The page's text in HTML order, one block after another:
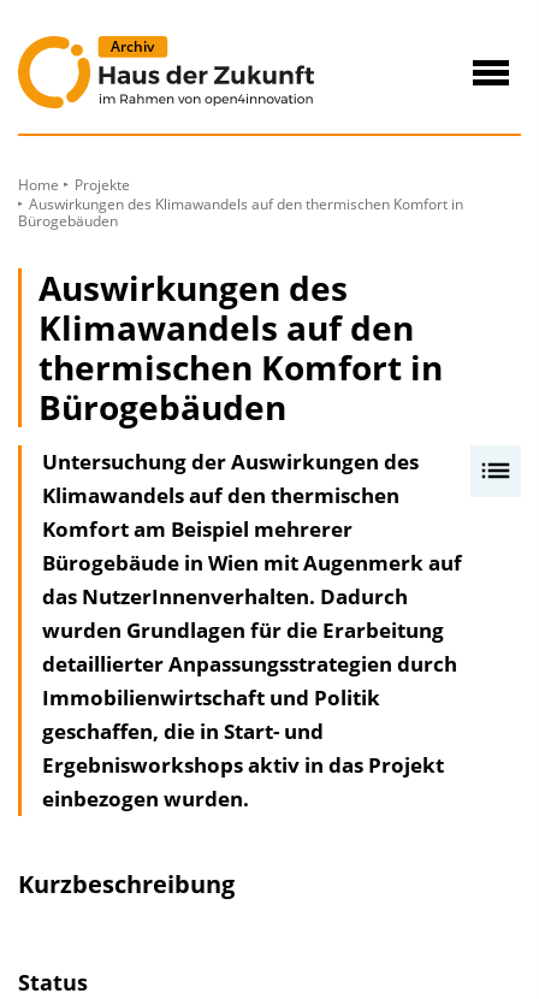
Inhalt
Home
Projekte
Auswirkungen des Klimawandels auf den thermischen Komfort in
Bürogebäuden
Auswirkungen des
Klimawandels auf den
thermischen Komfort in
Bürogebäuden
Untersuchung der Auswirkungen des
Klimawandels auf den thermischen
Komfort am Beispiel mehrerer
Bürogebäude in Wien mit Augenmerk auf
das NutzerInnenverhalten. Dadurch
wurden Grundlagen für die Erarbeitung
detaillierter Anpassungsstrategien durch
Immobilienwirtschaft und Politik
geschaffen, die in Start- und
Ergebnisworkshops aktiv in das Projekt
einbezogen wurden.
Kurzbeschreibung
Status